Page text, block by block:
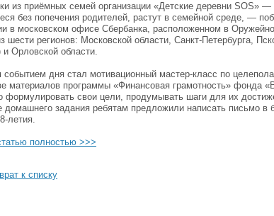
из приёмных семей организации «Детские деревни SOS»
без попечения родителей, растут в семейной среде, —
в московском офисе Сбербанка, расположенном в
шести регионов: Московской области, Санкт‑Петербурга,
и Орловской области.
событием дня стал мотивационный мастер‑класс по
материалов программы «Финансовая грамотность» фонда
формулировать свои цели, продумывать шаги для их
домашнего задания ребятам предложили написать письмо
полностью >>>
к списку